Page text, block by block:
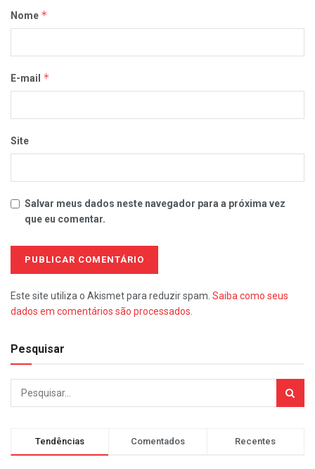
Nome *
E-mail *
Site
Salvar meus dados neste navegador para a próxima vez
que eu comentar.
Este site utiliza o Akismet para reduzir spam. Saiba como seus
dados em comentários são processados
Pesquisar
Tendências Comentados Recentes